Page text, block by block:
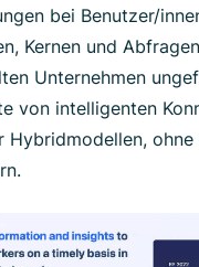
bei Benutzer/
Kernen und
Unternehmen
von intelligenten
Hybridmodellen, ohne